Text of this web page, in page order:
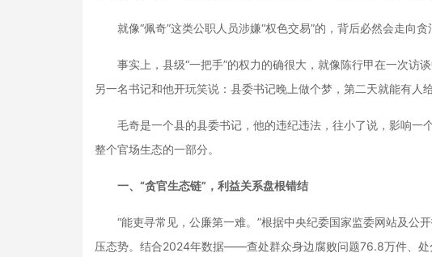
就像“佩奇”这类公职人员涉嫌“权色交易”的，背后必然会走向贪
事实上，县级“一把手”的权力的确很大，就像陈行甲在一次访
另一名书记和他开玩笑说：县委书记晚上做个梦，第二天就能有人给
毛奇是一个县的县委书记，他的违纪违法，往小了说，影响一
整个官场生态的一部分。
一、“贪官生态链”，利益关系盘根错结
“能吏寻常见，公廉第一难。”根据中央纪委国家监委网站及公
压态势。结合2024年数据——查处群众身边腐败问题76.8万件、